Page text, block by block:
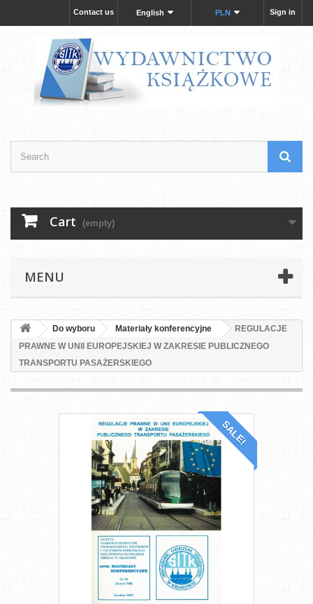
Sign in
PLN
English
Contact us
Cart (empty)
MENU
Do wyboru Materiały konferencyjne
REGULACJE
PRAWNE W UNII EUROPEJSKIEJ W ZAKRESIE PUBLICZNEGO
TRANSPORTU PASAŻERSKIEGO
SALE!